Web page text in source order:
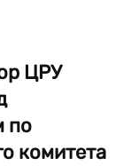
ЦРУ
по
комитета